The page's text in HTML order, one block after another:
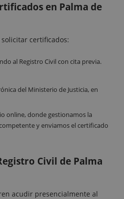
en Palma de
certificados:
al Registro Civil con cita previa.
del Ministerio de Justicia, en
online, donde gestionamos la
y enviamos el certificado
Civil de Palma
acudir presencialmente al